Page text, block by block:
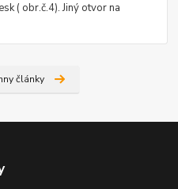
( obr.č.4). Jiný otvor na
články